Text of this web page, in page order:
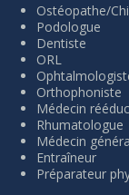
Ostéopathe/
Podologue
Dentiste
ORL
Orthophoniste
Médecin
Rhumatologue
Médecin
Entraîneur
Préparateur